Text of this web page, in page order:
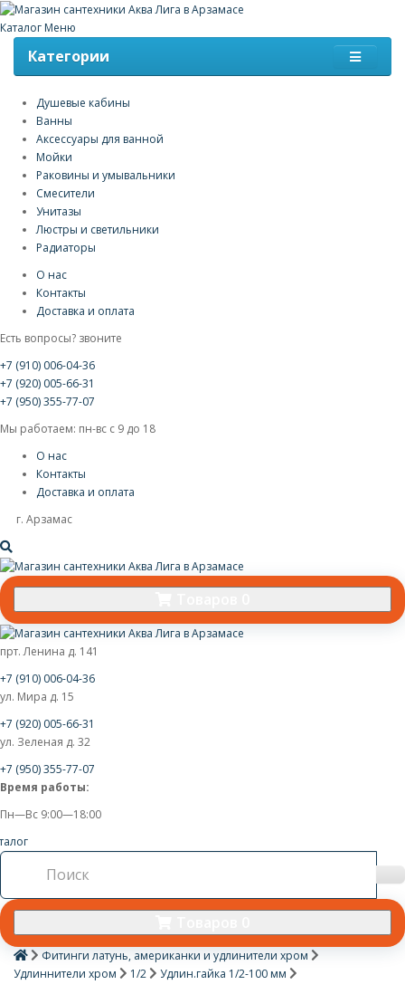
Каталог Меню
Категории
Душевые кабины
Ванны
Аксессуары для ванной
Мойки
Раковины и умывальники
Смесители
Унитазы
Люстры и светильники
Радиаторы
О нас
Контакты
Доставка и оплата
Есть вопросы? звоните
+7 (910) 006-04-36
+7 (920) 005-66-31
+7 (950) 355-77-07
Мы работаем: пн-вс с 9 до 18
О нас
Контакты
Доставка и оплата
г. Арзамас
прт. Ленина д. 141
+7 (910) 006-04-36
ул. Мира д. 15
+7 (920) 005-66-31
ул. Зеленая д. 32
+7 (950) 355-77-07
Время работы:
Пн—Вс 9:00—18:00
Фитинги латунь, американки и удлинители хром
Удлиннители хром
1/2 Удлин.гайка 1/2-100 мм